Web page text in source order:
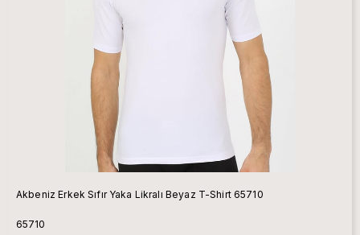
Akbeniz Erkek Sıfır Yaka Likralı Beyaz T-Shirt 65710
65710